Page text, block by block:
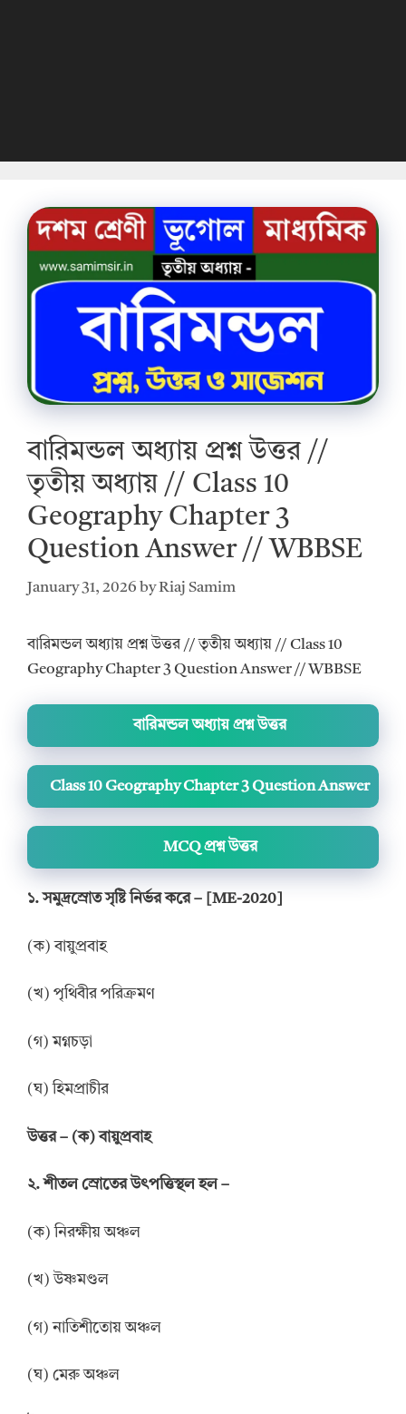
বারিমন্ডল অধ্যায় প্রশ্ন উত্তর //
তৃতীয় অধ্যায় // Class 10
Geography Chapter 3
Question Answer // WBBSE
January 31, 2026 byRiaj Samim
বারিমন্ডল অধ্যায় প্রশ্ন উত্তর // তৃতীয় অধ্যায় // Class 10
Geography Chapter 3 Question Answer // WBBSE
বারিমন্ডল অধ্যায় প্রশ্ন উত্তর
Class 10 Geography Chapter 3 Question Answer
MCQ প্রশ্ন উত্তর
১. সমুদ্রস্রোত সৃষ্টি নির্ভর করে – [ME-2020]
(ক) বায়ুপ্রবাহ
(খ) পৃথিবীর পরিক্রমণ
(গ) মগ্নচড়া
(ঘ) হিমপ্রাচীর
উত্তর– (ক)বায়ুপ্রবাহ
২. শীতল স্রোতের উৎপত্তিস্থল হল –
(ক) নিরক্ষীয় অঞ্চল
(খ) উষ্ণমণ্ডল
(গ) নাতিশীতোয় অঞ্চল
(ঘ) মেরু অঞ্চল